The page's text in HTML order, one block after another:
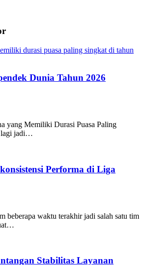
Dunia Tahun 2026
yang Memiliki Durasi Puasa Paling
lagi jadi…
Performa di Liga
beberapa waktu terakhir jadi salah satu tim
Stabilitas Layanan